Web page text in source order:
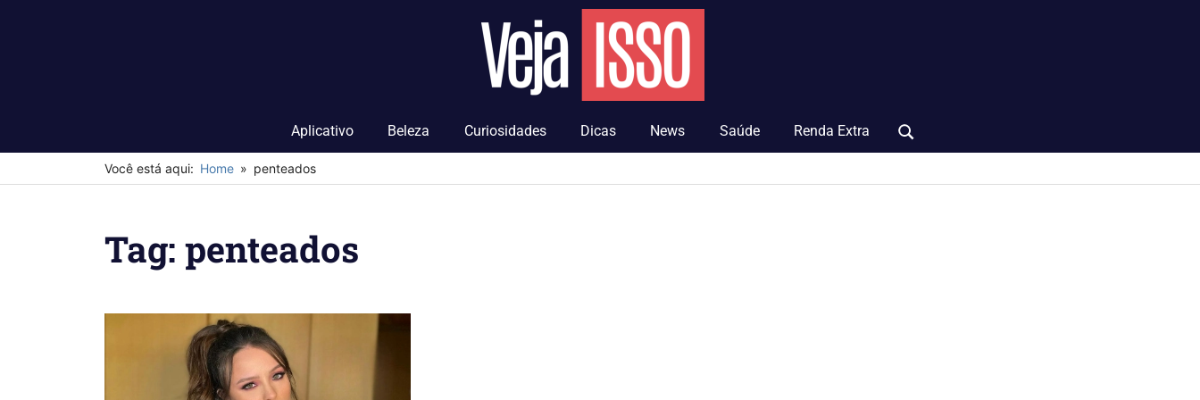
Veja
Aplicativo Beleza Curiosidades Dicas News Saúde
Renda Extra
Search
Você está aqui: Home penteados
Tag: penteados